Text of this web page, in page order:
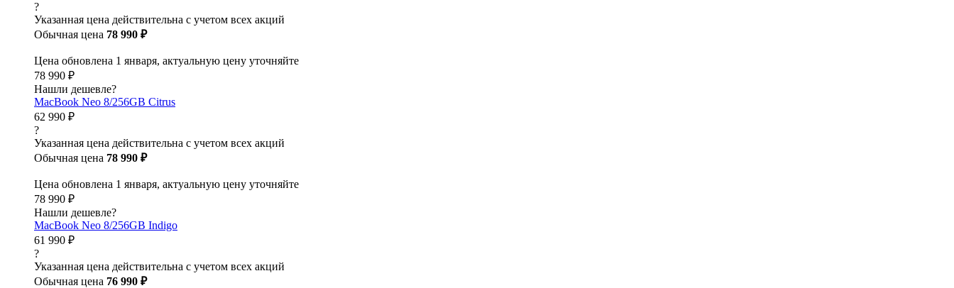
?
Указанная цена действительна с учетом всех акций
Обычная цена 78 990 ₽
Цена обновлена 1 января, актуальную цену уточняйте
78 990 ₽
Нашли дешевле?
MacBook Neo 8/256GB Citrus
62 990 ₽
?
Указанная цена действительна с учетом всех акций
Обычная цена 78 990 ₽
Цена обновлена 1 января, актуальную цену уточняйте
78 990 ₽
Нашли дешевле?
MacBook Neo 8/256GB Indigo
61 990 ₽
?
Указанная цена действительна с учетом всех акций
Обычная цена 76 990 ₽